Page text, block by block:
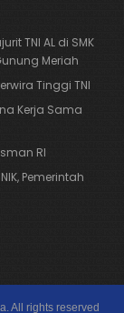
TNI AL di SMK
Meriah
Tinggi TNI
Kerja Sama
RI
Pemerintah
. All rights reserved